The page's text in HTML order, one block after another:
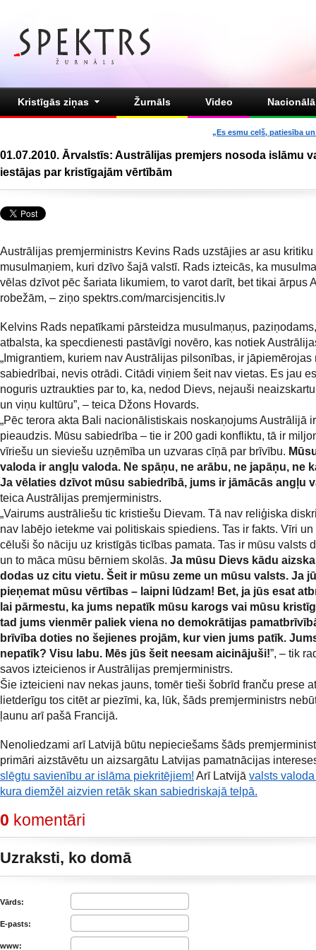
Kristīgās ziņas Žurnāls Video
„Es esmu ceļš, patiesība
01.07.2010. Ārvalstīs: Austrālijas premjers nosoda islāmu
iestājas par kristīgajām vērtībām
Austrālijas premjerministrs Kevins Rads uzstājies ar asu kritiku
musulmaņiem, kuri dzīvo šajā valstī. Rads izteicās, ka
vēlas dzīvot pēc šariata likumiem, to varot darīt, bet tikai ārpus
robežām, – ziņo spektrs.com/marcisjencitis.lv
Kelvins Rads nepatīkami pārsteidza musulmaņus,
atbalsta, ka specdienesti pastāvīgi novēro, kas notiek
„Imigrantiem, kuriem nav Austrālijas pilsonības, ir jāpiemērojas
sabiedrībai, nevis otrādi. Citādi viņiem šeit nav vietas. Es jau
noguris uztraukties par to, ka, nedod Dievs, nejauši
un viņu kultūru”, – teica Džons Hovards.
„Pēc terora akta Bali nacionālistiskais noskaņojums Austrālijā ir
pieaudzis. Mūsu sabiedrība – tie ir 200 gadi konfliktu, tā ir
vīriešu un sieviešu uzņēmība un uzvaras cīņā par brīvību.
valoda ir angļu valoda. Ne spāņu, ne arābu, ne japāņu, ne
Ja vēlaties dzīvot mūsu sabiedrībā, jums ir jāmācās angļu
teica Austrālijas premjerministrs.
„Vairums austrāliešu tic kristiešu Dievam. Tā nav reliģiska
nav labējo ietekme vai politiskais spiediens. Tas ir fakts. Vīri
cēluši šo nāciju uz kristīgās ticības pamata. Tas ir mūsu valsts
un to māca mūsu bērniem skolās. Ja mūsu Dievs kādu
dodas uz citu vietu. Šeit ir mūsu zeme un mūsu valsts. Ja
pieņemat mūsu vērtības – laipni lūdzam! Bet, ja jūs esat
lai pārmestu, ka jums nepatīk mūsu karogs vai mūsu
tad jums vienmēr paliek viena no demokrātijas
brīvība doties no šejienes projām, kur vien jums patīk.
nepatīk? Visu labu. Mēs jūs šeit neesam aicinājuši!”, – tik
savos izteicienos ir Austrālijas premjerministrs.
Šie izteicieni nav nekas jauns, tomēr tieši šobrīd franču prese
lietderīgu tos citēt ar piezīmi, ka, lūk, šāds premjerministrs
ļaunu arī pašā Francijā.
Nenoliedzami arī Latvijā būtu nepieciešams šāds
primāri aizstāvētu un aizsargātu Latvijas pamatnācijas
slēgtu savienību ar islāma piekritējiem! Arī Latvijā valsts
kura diemžēl aizvien retāk skan sabiedriskajā telpā.
0 komentāri
Uzraksti, ko domā
Vārds:
E-pasts:
www: